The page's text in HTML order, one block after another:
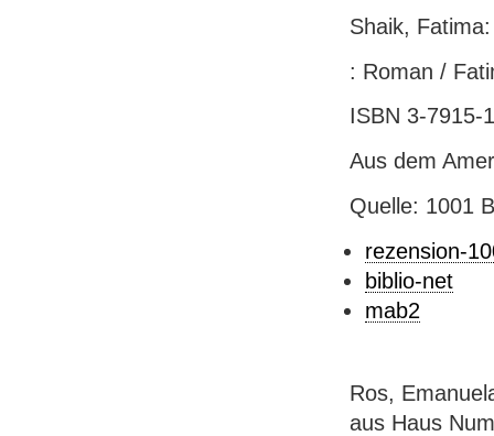
Shaik,
: Roman /
ISBN 3-7915-
Aus dem
Quelle: 1001
rezension-
biblio-net
mab2
Ros,
aus Haus